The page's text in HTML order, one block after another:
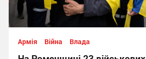
Армія Війна Влада